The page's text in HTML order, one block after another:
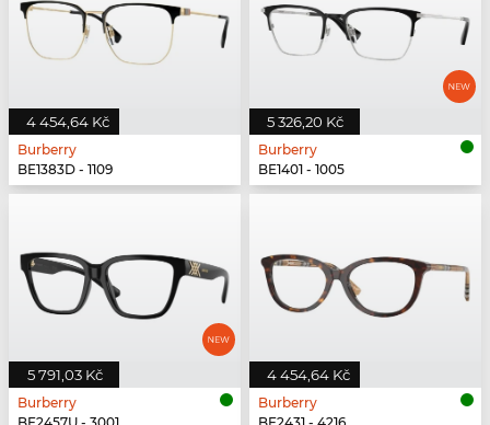
4 454,64 Kč
Burberry
BE1383D - 1109
5 326,20 Kč
Burberry
BE1401 - 1005
5 791,03 Kč
Burberry
4 454,64 Kč
Burberry